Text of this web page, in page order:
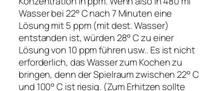
Wasser bei 22° C nach 7 Minuten eine
Lösung mit 5 ppm (mit dest. Wasser)
entstanden ist, würden 28° C zu einer
Lösung von 10 ppm führen usw.. Es ist nicht
erforderlich, das Wasser zum Kochen zu
bringen, denn der Spielraum zwischen 22° C
und 100° C ist riesig. (Zum Erhitzen sollte